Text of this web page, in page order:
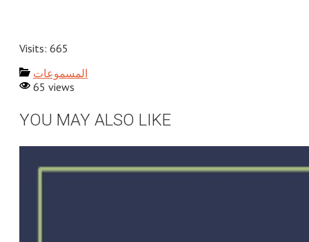
Visits: 665
المسموعات
65 views
YOU MAY ALSO LIKE